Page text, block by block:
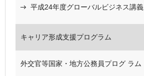
平成24年度グローバルビジネス講義
キャリア形成支援プログラム
外交官等国家・地方公務員プログ ラム